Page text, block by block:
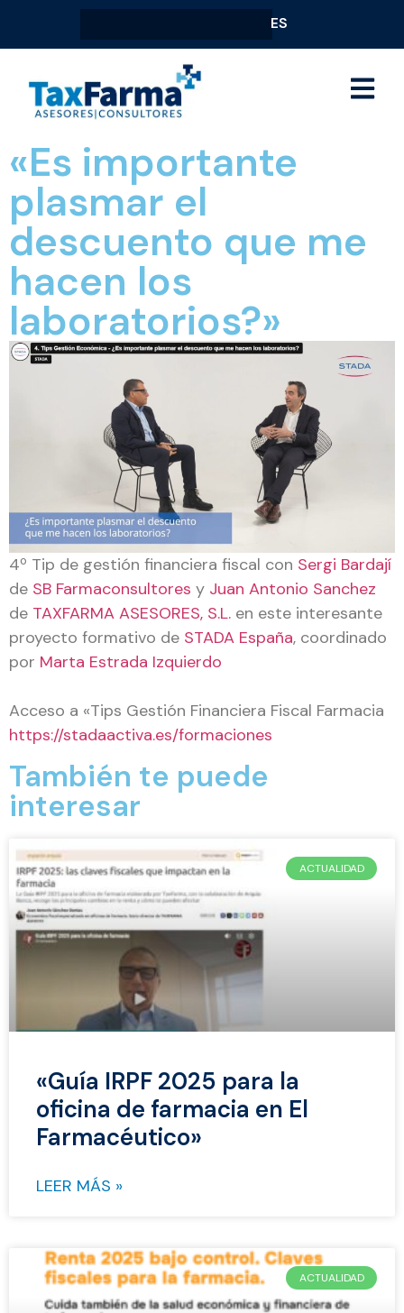
ES
«Es importante
plasmar el
descuento que me
hacen los
laboratorios?»
4º Tip de gestión financiera fiscal con Sergi Bardají
de SB Farmaconsultores y Juan Antonio Sanchez
de TAXFARMA ASESORES, S.L. en este interesante
proyecto formativo de STADA España, coordinado
por Marta Estrada Izquierdo
Acceso a «Tips Gestión Financiera Fiscal Farmacia
https://stadaactiva.es/formaciones
También te puede
interesar
ACTUALIDAD
«Guía IRPF 2025 para la
oficina de farmacia en El
Farmacéutico»
LEER MÁS »
ACTUALIDAD